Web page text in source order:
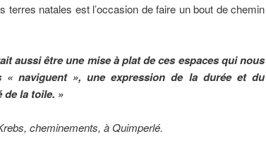
terres natales est l’occasion de faire un bout de chemin
aussi être une mise à plat de ces espaces qui nous
« naviguent »​, une expression de la durée et du
de la toile. »
cheminements, ​à Quimperlé.